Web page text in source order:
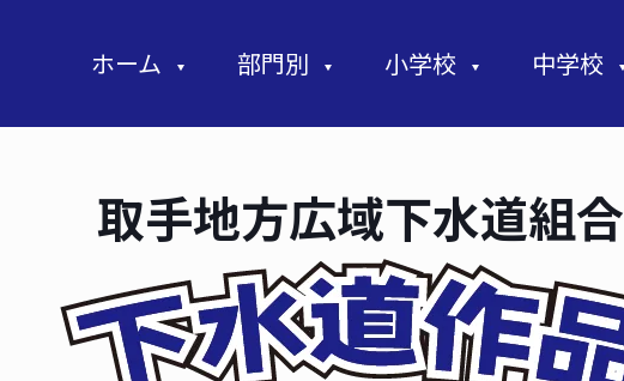
ホーム 部門別 小学校 中学校
取手地方広域下水道組合